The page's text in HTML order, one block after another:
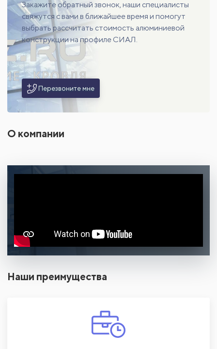
Закажите обратный звонок, наши специалисты
свяжутся с вами в ближайшее время и помогут
выбрать рассчитать стоимость алюминиевой
конструкции на профиле СИАЛ.
Перезвоните мне
О компании
Наши преимущества